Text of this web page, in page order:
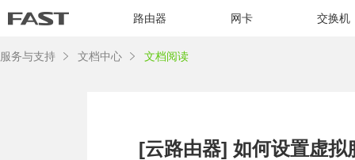
路由器 网卡 交换机
服务与支持 文档中心 文档阅读
[云路由器] 如何设置虚拟